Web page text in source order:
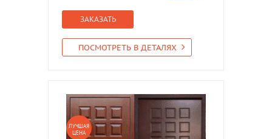
ЗАКАЗАТЬ
ПОСМОТРЕТЬ В ДЕТАЛЯХ
ЛУЧШАЯ
ЦЕНА